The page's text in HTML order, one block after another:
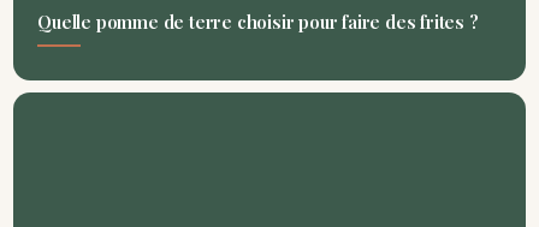
Quelle pomme de terre choisir pour faire des frites ?